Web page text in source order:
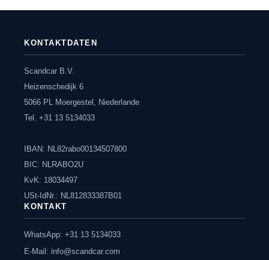
KONTAKTDATEN
Scandcar B.V.
Heizenschedijk 6
5066 PL Moergestel, Niederlande
Tel. +31 13 5134033
IBAN: NL82rabo00134507800
BIC: NLRABO2U
KvK: 18034497
USt-IdNr.: NL812833387B01
KONTAKT
WhatsApp: +31 13 5134033
E-Mail: info@scandcar.com